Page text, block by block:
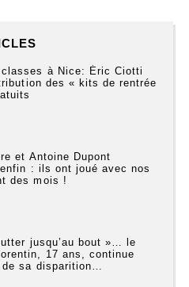
classes à Nice: Éric Ciotti
des « kits de rentrée
et Antoine Dupont
: ils ont joué avec nos
des mois !
jusqu’au bout »… le
17 ans, continue
de sa disparition…